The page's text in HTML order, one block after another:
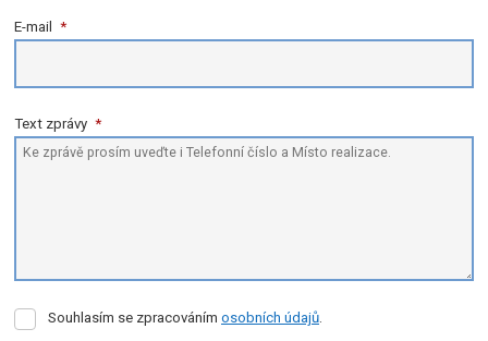
E-mail *
Text zprávy *
SouhlasímSouhlasím se zpracováním osobních údajů.